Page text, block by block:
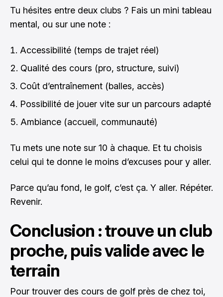
Tu hésites entre deux clubs ? Fais un mini tableau
mental, ou sur une note :
Accessibilité (temps de trajet réel)
Qualité des cours (pro, structure, suivi)
Coût d’entraînement (balles, accès)
Possibilité de jouer vite sur un parcours adapté
Ambiance (accueil, communauté)
Tu mets une note sur 10 à chaque. Et tu choisis
celui qui te donne le moins d’excuses pour y aller.
Parce qu’au fond, le golf, c’est ça. Y aller. Répéter.
Revenir.
Conclusion : trouve un club
proche, puis valide avec le
terrain
Pour trouver des cours de golf près de chez toi,